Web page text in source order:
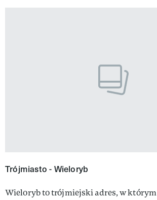
Trójmiasto - Wieloryb
Wieloryb to trójmiejski adres, w którym